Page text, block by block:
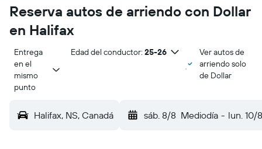
Reserva autos de arriendo con Dollar
en Halifax
Entrega
en el
mismo
punto
Edad del conductor: 25-26
Ver autos de
arriendo solo
de Dollar
Halifax, NS, Canadá sáb. 8/8 Mediodía - lun. 10/8